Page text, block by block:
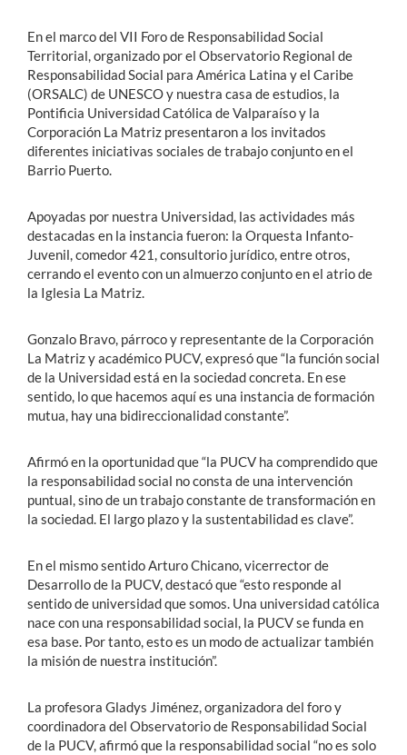
En el marco del VII Foro de Responsabilidad Social
Territorial, organizado por el Observatorio Regional de
Responsabilidad Social para América Latina y el Caribe
(ORSALC) de UNESCO y nuestra casa de estudios, la
Pontificia Universidad Católica de Valparaíso y la
Corporación La Matriz presentaron a los invitados
diferentes iniciativas sociales de trabajo conjunto en el
Barrio Puerto.
Apoyadas por nuestra Universidad, las actividades más
destacadas en la instancia fueron: la Orquesta Infanto-
Juvenil, comedor 421, consultorio jurídico, entre otros,
cerrando el evento con un almuerzo conjunto en el atrio de
la Iglesia La Matriz.
Gonzalo Bravo, párroco y representante de la Corporación
La Matriz y académico PUCV, expresó que “la función social
de la Universidad está en la sociedad concreta. En ese
sentido, lo que hacemos aquí es una instancia de formación
mutua, hay una bidireccionalidad constante”.
Afirmó en la oportunidad que “la PUCV ha comprendido que
la responsabilidad social no consta de una intervención
puntual, sino de un trabajo constante de transformación en
la sociedad. El largo plazo y la sustentabilidad es clave”.
En el mismo sentido Arturo Chicano, vicerrector de
Desarrollo de la PUCV, destacó que “esto responde al
sentido de universidad que somos. Una universidad católica
nace con una responsabilidad social, la PUCV se funda en
esa base. Por tanto, esto es un modo de actualizar también
la misión de nuestra institución”.
La profesora Gladys Jiménez, organizadora del foro y
coordinadora del Observatorio de Responsabilidad Social
de la PUCV, afirmó que la responsabilidad social “no es solo